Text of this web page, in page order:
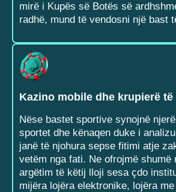
mirë i Kupës së Botës së
radhë, mund të vendosni një bast
Kazino mobile dhe krupierë
Nëse bastet sportive synojnë
sportet dhe kënaqen duke i
janë të njohura sepse fitimi atje
vetëm nga fati. Ne ofrojmë shumë
argëtim të këtij lloji sesa çdo
mijëra lojëra elektronike, lojëra